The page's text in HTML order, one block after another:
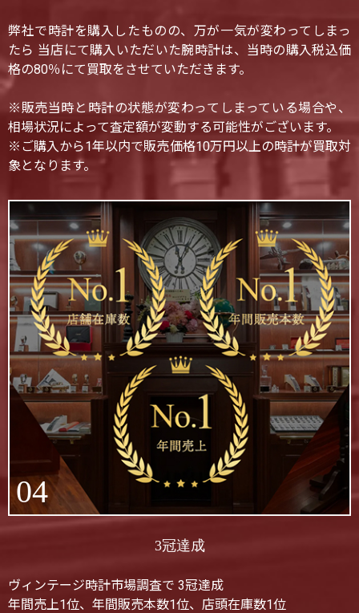
弊社で時計を購入したものの、万が一気が変わってしまっ
たら 当店にて購入いただいた腕時計は、当時の購入税込価
格の80％にて買取をさせていただきます。
※販売当時と時計の状態が変わってしまっている場合や、
相場状況によって査定額が変動する可能性がございます。
※ご購入から1年以内で販売価格10万円以上の時計が買取対
象となります。
04
3冠達成
ヴィンテージ時計市場調査で 3冠達成
年間売上1位、年間販売本数1位、店頭在庫数1位